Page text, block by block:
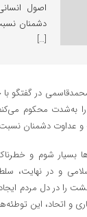
اصول
دشمنان
[…]
در گفتگو با
به‌شدت محکوم
و عداوت دشمنان
بسیار شوم و
و در نهایت،
را در دل مردم
و اتحاد، این